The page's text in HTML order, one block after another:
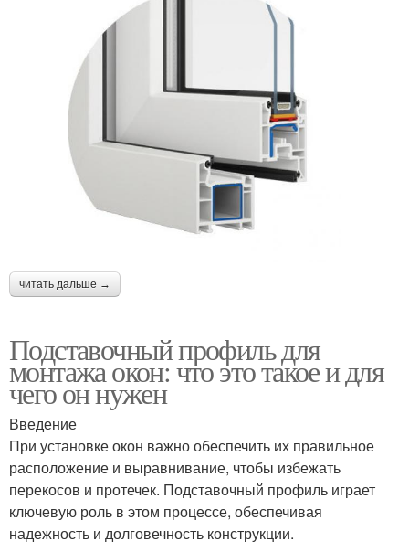
читать дальше →
Подставочный профиль для
монтажа окон: что это такое и для
чего он нужен
Введение
При установке окон важно обеспечить их правильное
расположение и выравнивание, чтобы избежать
перекосов и протечек. Подставочный профиль играет
ключевую роль в этом процессе, обеспечивая
надежность и долговечность конструкции.